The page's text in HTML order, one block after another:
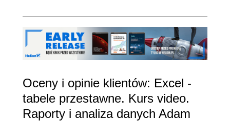
Oceny i opinie klientów: Excel -
tabele przestawne. Kurs video.
Raporty i analiza danych Adam